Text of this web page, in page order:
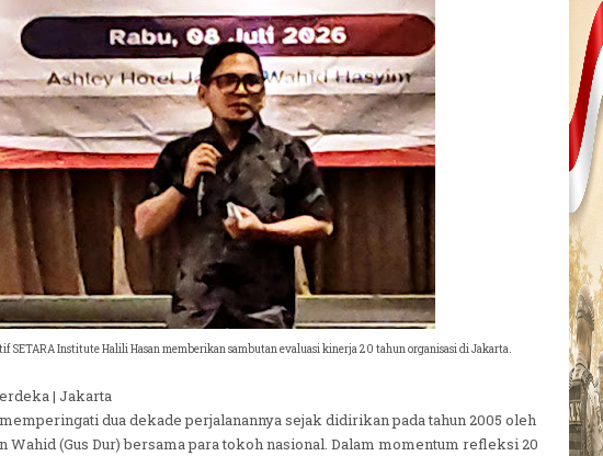
SETARA Institute Halili Hasan memberikan sambutan evaluasi kinerja 20 tahun organisasi di Jakarta.
| Jakarta
dua dekade perjalanannya sejak didirikan pada tahun 2005 oleh
Wahid (Gus Dur) bersama para tokoh nasional. Dalam momentum refleksi 20